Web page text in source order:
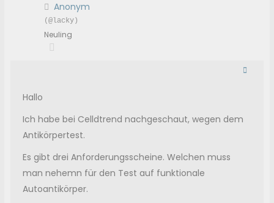
Anonym
(@lacky)
Neuling
Hallo
Ich habe bei Celldtrend nachgeschaut, wegen dem
Antikörpertest.
Es gibt drei Anforderungsscheine. Welchen muss
man nehemn für den Test auf funktionale
Autoantikörper.